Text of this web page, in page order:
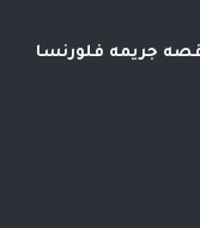
جريمه فلورنسا